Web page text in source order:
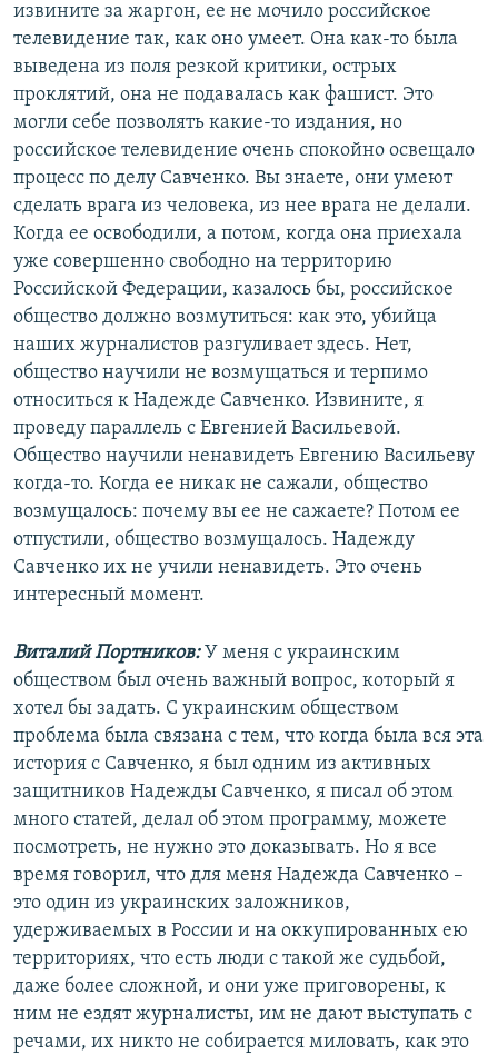
извините за жаргон, ее не мочило российское
телевидение так, как оно умеет. Она как-то была
выведена из поля резкой критики, острых
проклятий, она не подавалась как фашист. Это
могли себе позволять какие-то издания, но
российское телевидение очень спокойно освещало
процесс по делу Савченко. Вы знаете, они умеют
сделать врага из человека, из нее врага не делали.
Когда ее освободили, а потом, когда она приехала
уже совершенно свободно на территорию
Российской Федерации, казалось бы, российское
общество должно возмутиться: как это, убийца
наших журналистов разгуливает здесь. Нет,
общество научили не возмущаться и терпимо
относиться к Надежде Савченко. Извините, я
проведу параллель с Евгенией Васильевой.
Общество научили ненавидеть Евгению Васильеву
когда-то. Когда ее никак не сажали, общество
возмущалось: почему вы ее не сажаете? Потом ее
отпустили, общество возмущалось. Надежду
Савченко их не учили ненавидеть. Это очень
интересный момент.
Виталий Портников: У меня с украинским
обществом был очень важный вопрос, который я
хотел бы задать. С украинским обществом
проблема была связана с тем, что когда была вся эта
история с Савченко, я был одним из активных
защитников Надежды Савченко, я писал об этом
много статей, делал об этом программу, можете
посмотреть, не нужно это доказывать. Но я все
время говорил, что для меня Надежда Савченко –
это один из украинских заложников,
удерживаемых в России и на оккупированных ею
территориях, что есть люди с такой же судьбой,
даже более сложной, и они уже приговорены, к
ним не ездят журналисты, им не дают выступать с
речами, их никто не собирается миловать, как это